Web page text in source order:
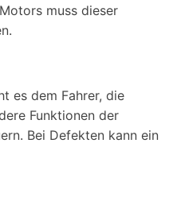
muss dieser
es dem Fahrer, die
Funktionen der
Bei Defekten kann ein